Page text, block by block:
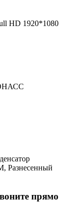
HD 1920*1080
Разнесенный
прямо